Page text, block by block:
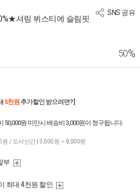
SNS 공유
셔링 뷔스티에 슬림핏
50%
5천원 추가할인 받으려면? ]
50,000원 미만시 배송비 3,000원이 청구됩니다.
원 / 도서산간 | 3,000원 ~ 8,000원
부
최대 4천원 할인